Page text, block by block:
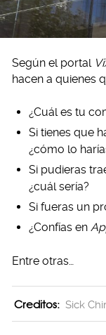
Según el portal
hacen a quienes
¿Cuál es tu
Si tienes que
¿cómo lo
Si pudieras
¿cuál sería?
Si fueras un
¿Confías en
Entre otras…
Creditos: Sick